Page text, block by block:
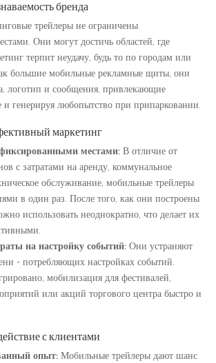
бренда
трейлеры не ограничены
Они могут достичь областей, где
терпит неудачу, будь то по городам или
большие мобильные рекламные щиты, они
логотип и сообщения, привлекающие
и генерируя любопытство при припарковании.
маркетинг
местами: В отличие от
с затратами на аренду, коммунальное
обслуживание, мобильные трейлеры
в один раз. После того, как они построены
использовать неоднократно, что делает их
на настройку событий: Они устраняют
- потребляющих настройках событий.
мобилизация для фестивалей,
или акций торгового центра быстро и
с клиентами
опыт: Мобильные трейлеры дают шанс